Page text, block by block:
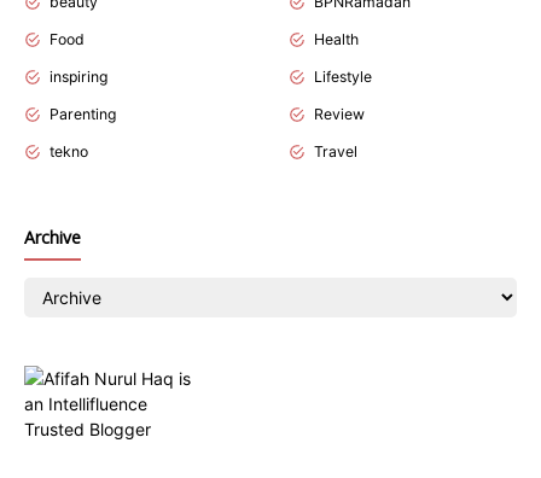
Food Health
inspiring Lifestyle
Parenting Review
tekno Travel
Archive